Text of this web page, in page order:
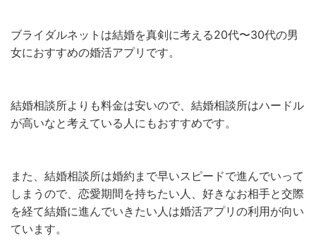
ブライダルネットは結婚を真剣に考える20代〜30代の男
女におすすめの婚活アプリです。
結婚相談所よりも料金は安いので、結婚相談所はハードル
が高いなと考えている人にもおすすめです。
また、結婚相談所は婚約まで早いスピードで進んでいって
しまうので、恋愛期間を持ちたい人、好きなお相手と交際
を経て結婚に進んでいきたい人は婚活アプリの利用が向い
ています。